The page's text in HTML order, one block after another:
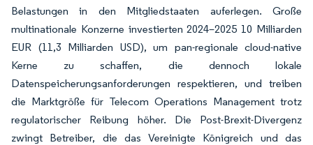
Belastungen in den Mitgliedstaaten auferlegen. Große
multinationale Konzerne investierten 2024–2025 10 Milliarden
EUR (11,3 Milliarden USD), um pan-regionale cloud-native
Kerne zu schaffen, die dennoch lokale
Datenspeicherungsanforderungen respektieren, und treiben
die Marktgröße für Telecom Operations Management trotz
regulatorischer Reibung höher. Die Post-Brexit-Divergenz
zwingt Betreiber, die das Vereinigte Königreich und das